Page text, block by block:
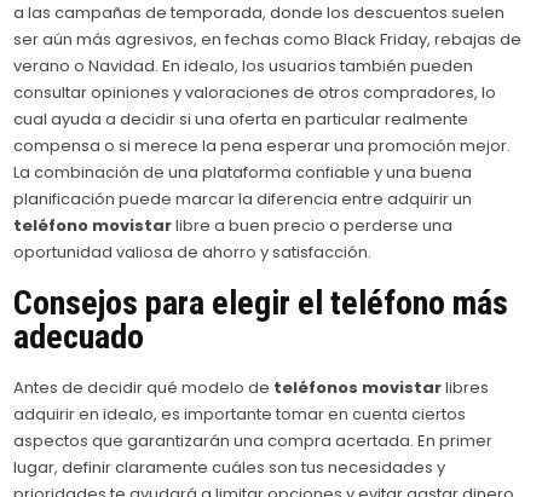
a las campañas de temporada, donde los descuentos suelen
ser aún más agresivos, en fechas como Black Friday, rebajas de
verano o Navidad. En idealo, los usuarios también pueden
consultar opiniones y valoraciones de otros compradores, lo
cual ayuda a decidir si una oferta en particular realmente
compensa o si merece la pena esperar una promoción mejor.
La combinación de una plataforma confiable y una buena
planificación puede marcar la diferencia entre adquirir un
teléfono movistarlibre a buen precio o perderse una
oportunidad valiosa de ahorro y satisfacción.
Consejos para elegir el teléfono más
adecuado
Antes de decidir qué modelo de teléfonos movistarlibres
adquirir en idealo, es importante tomar en cuenta ciertos
aspectos que garantizarán una compra acertada. En primer
lugar, definir claramente cuáles son tus necesidades y